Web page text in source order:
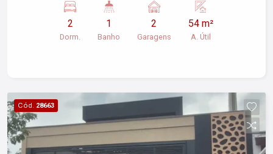
Campos, com excelente localização, vista livre
permanente, duas vagas de garagem e
condomínio com lazer completo, esta é uma
habitado foi projetado para oferecer ambientes
modernos, bem distribuídos e com excelente
iluminação natural. A sala integrada à cozinha
proporciona maior amplitude e um ambiente
2
Dorm.
1
Banho
2
Garagens
54 m²
A. Útil
Cód. 28663